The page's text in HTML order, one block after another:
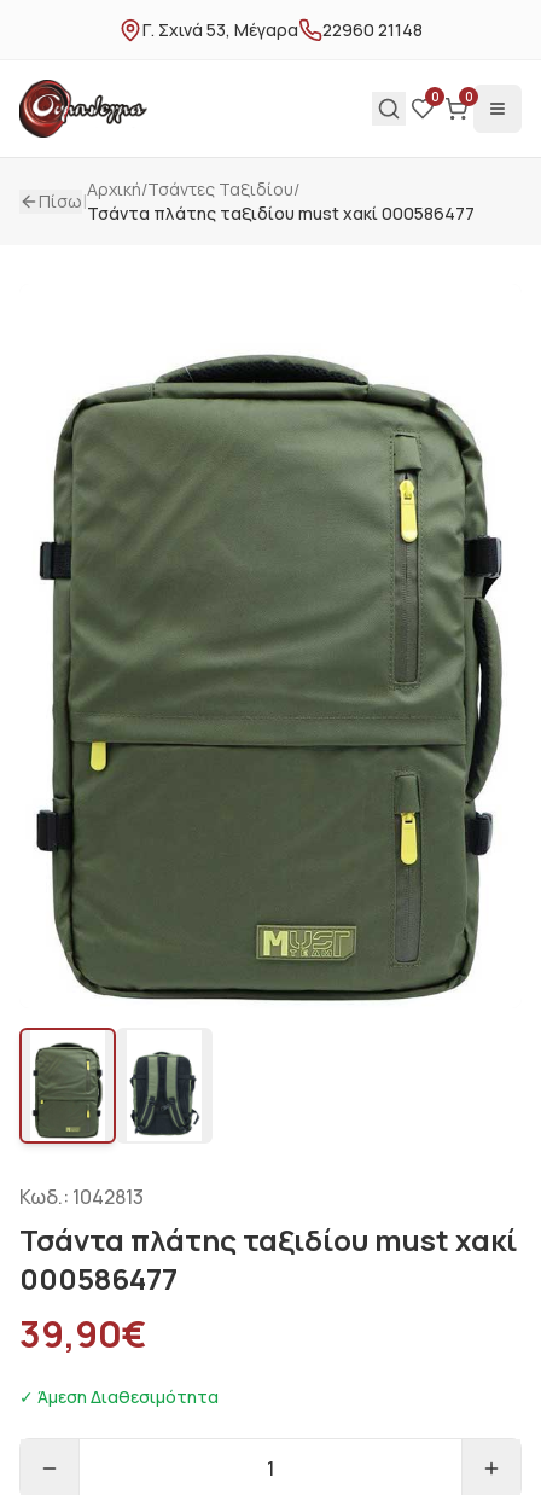
Γ. Σχινά 53, Μέγαρα 22960 21148
0 0
Πίσω|Αρχική/Τσάντες Ταξιδίου/
Τσάντα πλάτης ταξιδίου must χακί 000586477
Κωδ.: 1042813
Τσάντα πλάτης ταξιδίου must χακί
000586477
39,90€
✓ Άμεση Διαθεσιμότητα
1